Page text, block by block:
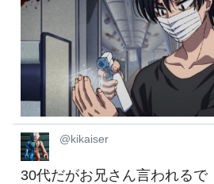
@kikaiser
30代だがお兄さん言われるで